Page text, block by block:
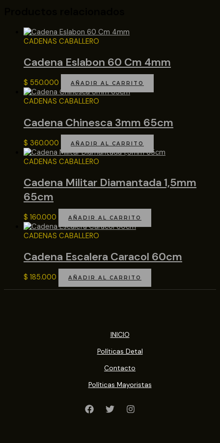
CADENAS CABALLERO
Cadena Eslabon 60 Cm 4mm
$ 550.000 AÑADIR AL CARRITO
CADENAS CABALLERO
Cadena Chinesca 3mm 65cm
$ 360.000 AÑADIR AL CARRITO
CADENAS CABALLERO
Cadena Militar Diamantada 1,5mm
65cm
$ 160.000 AÑADIR AL CARRITO
CADENAS CABALLERO
Cadena Escalera Caracol 60cm
$ 185.000 AÑADIR AL CARRITO
INICIO
Políticas Detal
Contacto
Políticas Mayoristas